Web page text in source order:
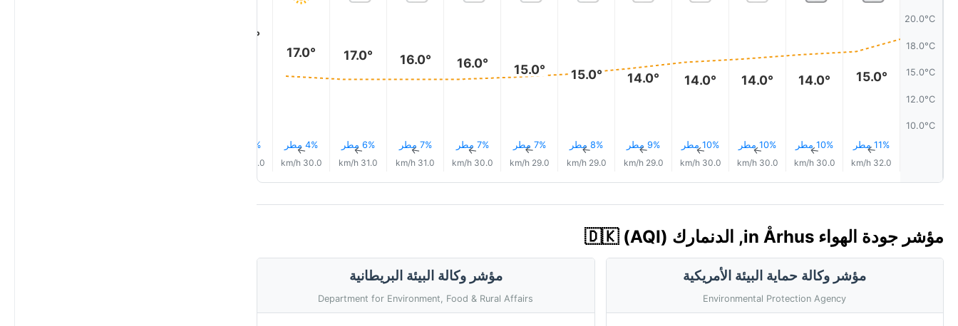
20.0°C
18.0°C
15.0°C
12.0°C
10.0°C
15.0°
11% مطر↑
32.0 km/h
14.0°
10% مطر↑
30.0 km/h
14.0°
10% مطر↑
30.0 km/h
14.0°
10% مطر↑
30.0 km/h
14.0°
9% مطر↑
29.0 km/h
15.0°
8% مطر↑
29.0 km/h
15.0°
7% مطر↑
29.0 km/h
16.0°
7% مطر↑
30.0 km/h
16.0°
7% مطر↑
31.0 km/h
17.0°
6% مطر↑
31.0 km/h
17.0°
4% مطر↑
30.0 km/h
18.0°
3% مطر
30.0 km/h
مؤشر جودة الهواء in Århus, الدنمارك 🇩🇰 (AQI)
مؤشر وكالة حماية البيئة الأمريكية
Environmental Protection Agency
مؤشر وكالة البيئة البريطانية
Department for Environment, Food & Rural Affairs